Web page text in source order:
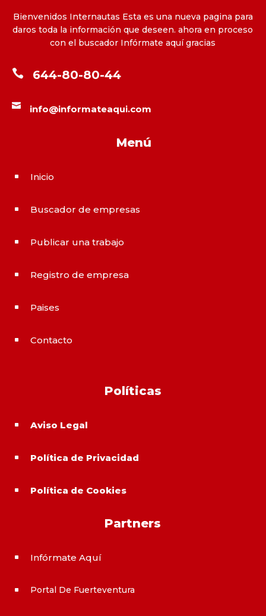
Bienvenidos Internautas Esta es una nueva pagina para
daros toda la información que deseen. ahora en proceso
con el buscador Infórmate aquí gracias
 644-80-80-44
 info@informateaqui.com
Menú
^ Inicio
^ Buscador de empresas
^ Publicar una trabajo
^ Registro de empresa
^ Paises
^ Contacto
Políticas
^ Aviso Legal
^ Política de Privacidad
^ Política de Cookies
Partners
^ Infórmate Aquí
^ Portal De Fuerteventura